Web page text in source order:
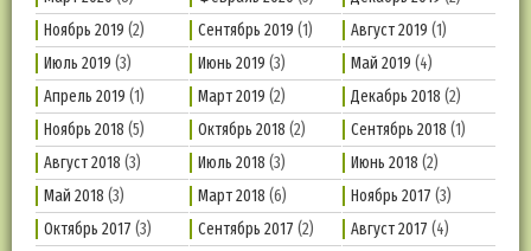
Ноябрь 2019 (2) Сентябрь 2019 (1) Август 2019 (1)
Июль 2019 (3) Июнь 2019 (3) Май 2019 (4)
Апрель 2019 (1) Март 2019 (2) Декабрь 2018 (2)
Ноябрь 2018 (5) Октябрь 2018 (2) Сентябрь 2018 (1)
Август 2018 (3) Июль 2018 (3) Июнь 2018 (2)
Май 2018 (3) Март 2018 (6) Ноябрь 2017 (3)
Октябрь 2017 (3) Сентябрь 2017 (2) Август 2017 (4)